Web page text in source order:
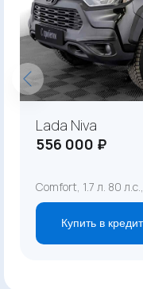
Lada Niva
556 000 ₽
Comfort, 1.7 л. 80
Купить в кредит